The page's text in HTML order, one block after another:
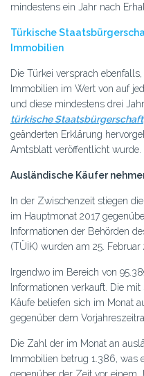
mindestens ein Jahr nach
Türkische
Immobilien
Die Türkei versprach
Immobilien im Wert von auf
und diese mindestens drei
türkische Staatsbürgerschaft
geänderten Erklärung
Amtsblatt veröffentlicht wurde.
Ausländische Käufer
In der Zwischenzeit stiegen
im Hauptmonat 2017
Informationen der Behörden
(TÜİK) wurden am 25. Februar
Irgendwo im Bereich von
Informationen verkauft. Die
Käufe beliefen sich im Monat
gegenüber dem
Die Zahl der im Monat an
Immobilien betrug 1.386, was